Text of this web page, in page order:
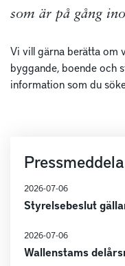
som är på gång
Vi vill gärna berätta om
byggande, boende och
information som du
2026-07-06
Styrelsebeslut
2026-07-06
Wallenstams